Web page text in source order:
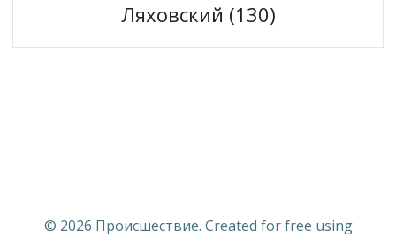
Ляховский (130)
© 2026 Происшествие. Created for free using